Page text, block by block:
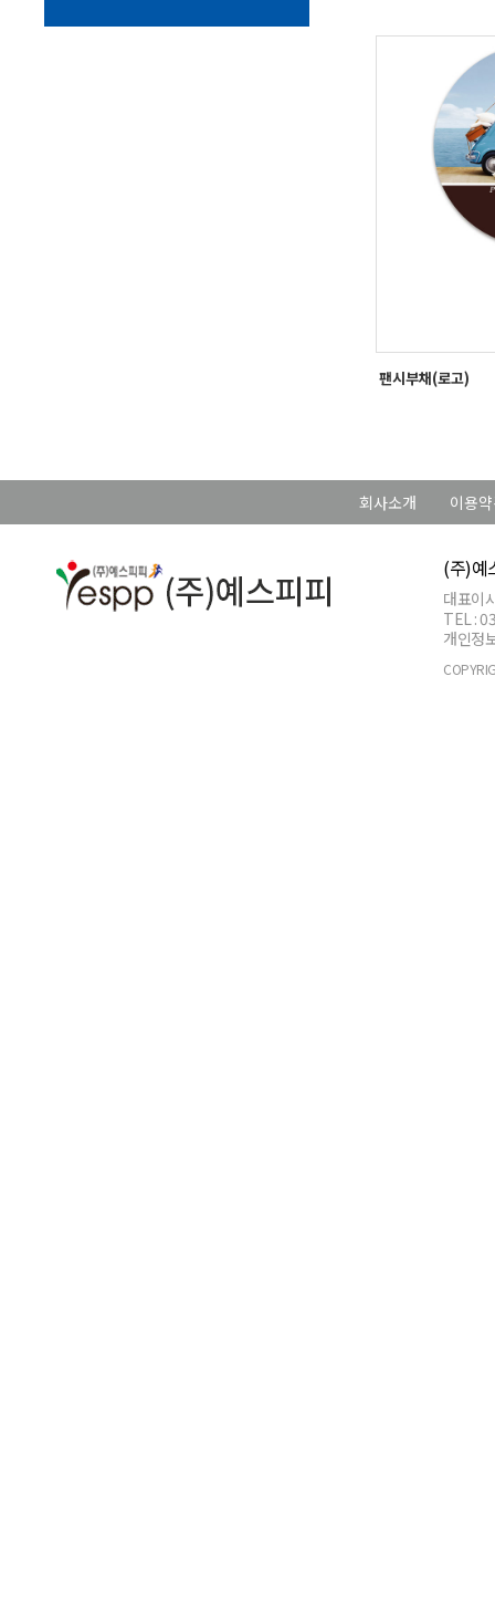
팬시부채(로고)
회사소개 이용
(주)예
대표이
TEL :
개인정